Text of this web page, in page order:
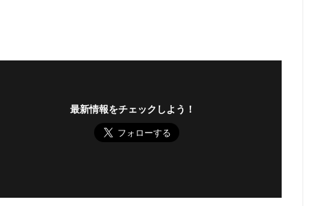
最新情報をチェックしよう！